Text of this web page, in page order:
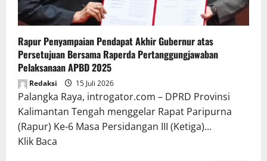
Rapur Penyampaian Pendapat Akhir Gubernur atas
Persetujuan Bersama Raperda Pertanggungjawaban
Pelaksanaan APBD 2025
Redaksi 15 Juli 2026
Palangka Raya, introgator.com – DPRD Provinsi
Kalimantan Tengah menggelar Rapat Paripurna
(Rapur) Ke-6 Masa Persidangan III (Ketiga)...
Klik Baca